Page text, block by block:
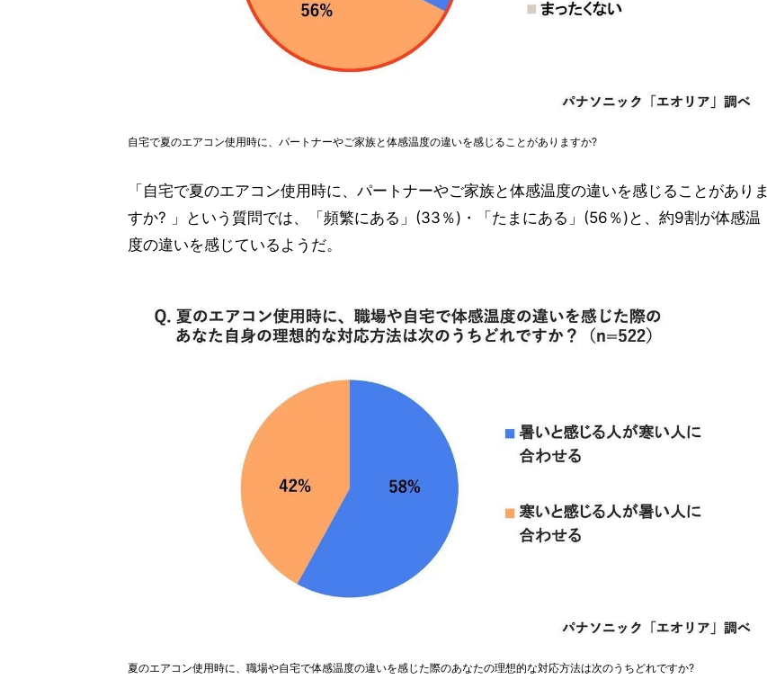
自宅で夏のエアコン使用時に、パートナーやご家族と体感温度の違いを感じることがありますか?
「自宅で夏のエアコン使用時に、パートナーやご家族と体感温度の違いを感じることがありま
すか? 」という質問では、「頻繁にある」(33％)・「たまにある」(56％)と、約9割が体感温
度の違いを感じているようだ。
夏のエアコン使用時に、職場や自宅で体感温度の違いを感じた際のあなたの理想的な対応方法は次のうちどれですか?